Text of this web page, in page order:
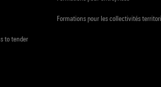
to tender
Formations pour les collectivités